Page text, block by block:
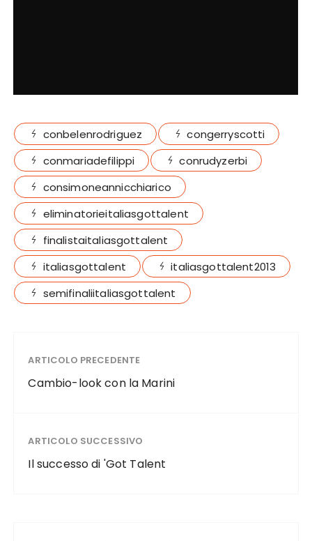
conbelenrodriguez
congerryscotti
conmariadefilippi
conrudyzerbi
consimoneannicchiarico
eliminatorieitaliasgottalent
finalistaitaliasgottalent
italiasgottalent
italiasgottalent2013
semifinaliitaliasgottalent
ARTICOLO PRECEDENTE
Cambio-look con la Marini
ARTICOLO SUCCESSIVO
Il successo di 'Got Talent